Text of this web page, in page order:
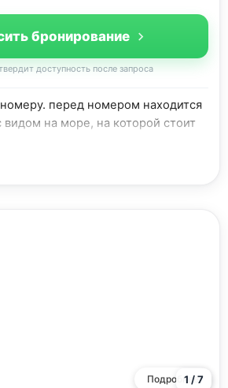
бронирование
доступность после запроса
перед номером находится
на море, на которой стоит
посуда, электрочайник.
Подробнее
1 / 7